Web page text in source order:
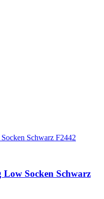
Socken Schwarz